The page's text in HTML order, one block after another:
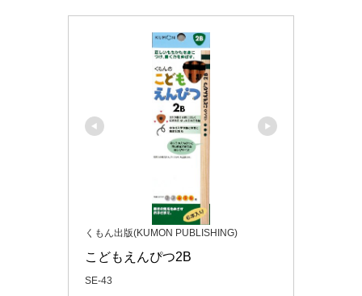
くもん出版(KUMON PUBLISHING)
こどもえんぴつ2B
SE-43